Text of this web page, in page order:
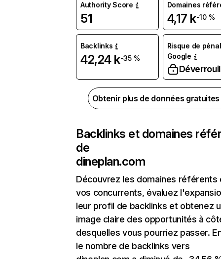
Authority Score
51
Domaines
4,17 k-10 %
Backlinks
42,24 k-35 %
Risque de
Google
Obtenir plus de données
Backlinks et domaines
de
dineplan.com
Découvrez les domaines référents
vos concurrents, évaluez
leur profil de backlinks et obtenez
image claire des opportunités à
desquelles vous pourriez passer.
le nombre de backlinks vers